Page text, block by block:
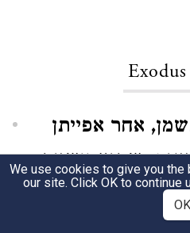
אחר אפייתן
שהיא עשויה
דברי המשנה
We use cookies to give you
our site. Click OK to continue
OK